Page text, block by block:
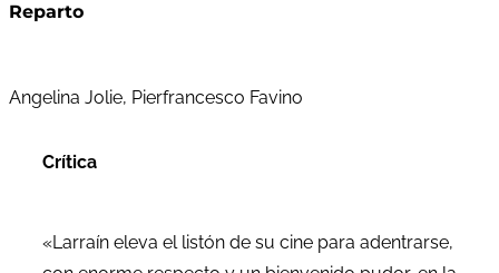
Reparto
Angelina Jolie, Pierfrancesco Favino
Crítica
«Larraín eleva el listón de su cine para adentrarse,